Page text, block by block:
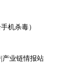
机杀毒）
产业链情报站